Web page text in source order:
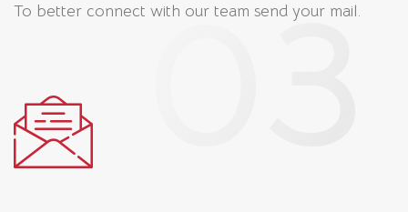
To better connect with our team send your mail.